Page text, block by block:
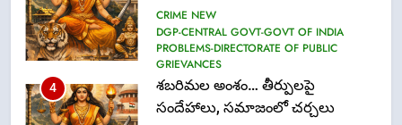
Debate
CRIME NEW
DGP-CENTRAL GOVT-GOVT OF INDIA
PROBLEMS-DIRECTORATE OF PUBLIC
GRIEVANCES
4
శబరిమల అంశం… తీర్పులపై
సందేహాలు, సమాజంలో చర్చలు